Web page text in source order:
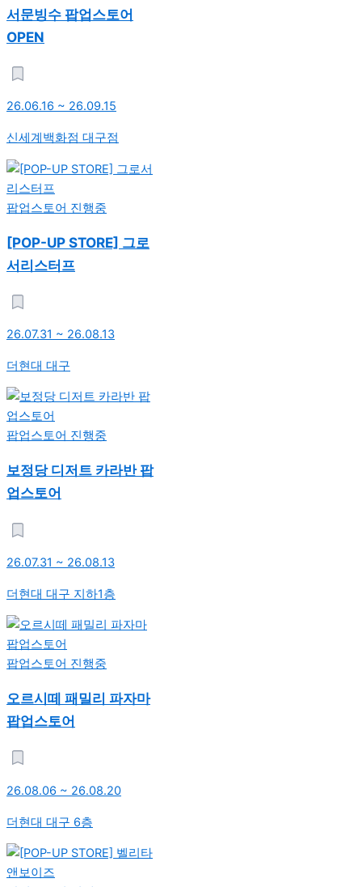
서문빙수 팝업스토어
OPEN
26.06.16 ~ 26.09.15
신세계백화점 대구점
팝업스토어 진행중
[POP-UP STORE] 그로
서리스터프
26.07.31 ~ 26.08.13
더현대 대구
팝업스토어 진행중
보정당 디저트 카라반 팝
업스토어
26.07.31 ~ 26.08.13
더현대 대구 지하1층
팝업스토어 진행중
오르시떼 패밀리 파자마
팝업스토어
26.08.06 ~ 26.08.20
더현대 대구 6층